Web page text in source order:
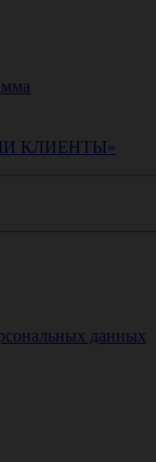
КЛИЕНТЫ»
данных